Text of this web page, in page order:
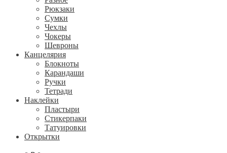
Рюкзаки
Сумки
Чехлы
Чокеры
Шевроны
Канцелярия
Блокноты
Карандаши
Ручки
Тетради
Наклейки
Пластыри
Стикерпаки
Татуировки
Открытки